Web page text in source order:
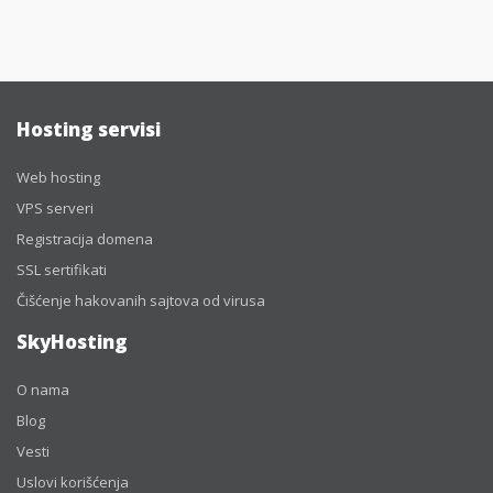
Hosting servisi
Web hosting
VPS serveri
Registracija domena
SSL sertifikati
Čišćenje hakovanih sajtova od virusa
SkyHosting
O nama
Blog
Vesti
Uslovi korišćenja